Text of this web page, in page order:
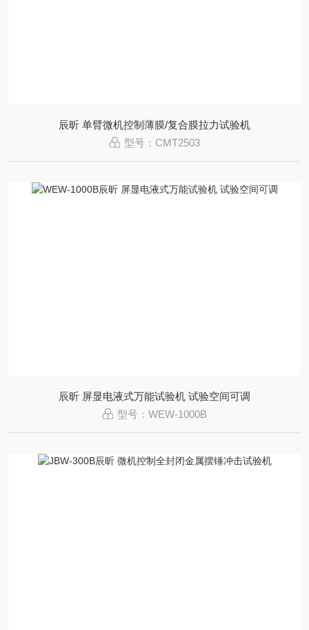
辰昕 单臂微机控制薄膜/复合膜拉力试验机
型号：CMT2503
辰昕 屏显电液式万能试验机 试验空间可调
型号：WEW-1000B